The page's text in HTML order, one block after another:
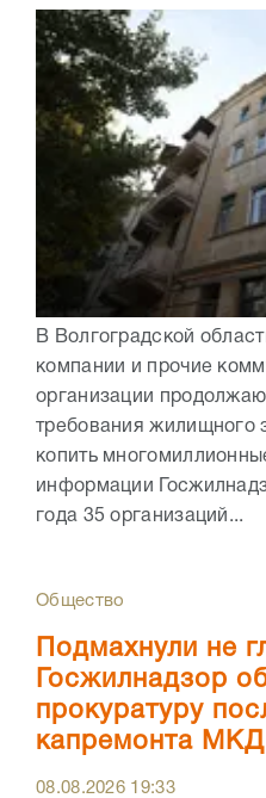
В Волгоградской
компании и прочие
организации
требования жилищного
копить
информации
года 35 организаций...
Общество
Подмахнули не
Госжилнадзор
прокуратуру
капремонта МКД
08.08.2026 19:33